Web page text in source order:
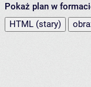
Pokaż plan w
HTML (stary)